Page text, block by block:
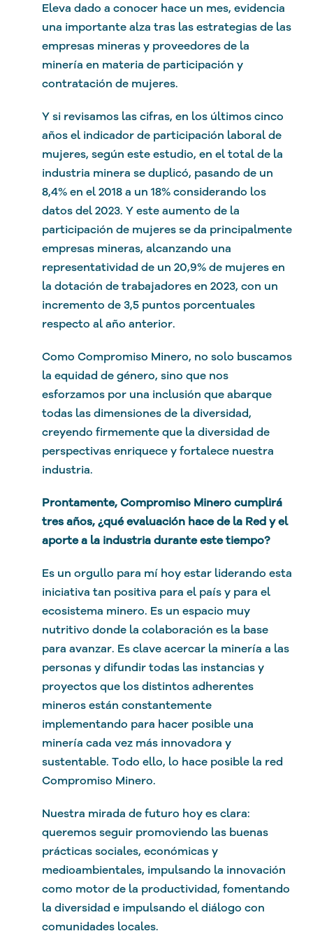
Eleva dado a conocer hace un mes, evidencia
una importante alza tras las estrategias de las
empresas mineras y proveedores de la
minería en materia de participación y
contratación de mujeres.
Y si revisamos las cifras, en los últimos cinco
años el indicador de participación laboral de
mujeres, según este estudio, en el total de la
industria minera se duplicó, pasando de un
8,4% en el 2018 a un 18% considerando los
datos del 2023. Y este aumento de la
participación de mujeres se da principalmente
empresas mineras, alcanzando una
representatividad de un 20,9% de mujeres en
la dotación de trabajadores en 2023, con un
incremento de 3,5 puntos porcentuales
respecto al año anterior.
Como Compromiso Minero, no solo buscamos
la equidad de género, sino que nos
esforzamos por una inclusión que abarque
todas las dimensiones de la diversidad,
creyendo firmemente que la diversidad de
perspectivas enriquece y fortalece nuestra
industria.
Prontamente, Compromiso Minero cumplirá
tres años, ¿qué evaluación hace de la Red y el
aporte a la industria durante este tiempo?
Es un orgullo para mí hoy estar liderando esta
iniciativa tan positiva para el país y para el
ecosistema minero. Es un espacio muy
nutritivo donde la colaboración es la base
para avanzar. Es clave acercar la minería a las
personas y difundir todas las instancias y
proyectos que los distintos adherentes
mineros están constantemente
implementando para hacer posible una
minería cada vez más innovadora y
sustentable. Todo ello, lo hace posible la red
Compromiso Minero.
Nuestra mirada de futuro hoy es clara:
queremos seguir promoviendo las buenas
prácticas sociales, económicas y
medioambientales, impulsando la innovación
como motor de la productividad, fomentando
la diversidad e impulsando el diálogo con
comunidades locales.